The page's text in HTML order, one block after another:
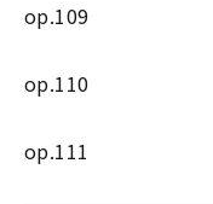
op.109
第31
op.110
第32
op.111